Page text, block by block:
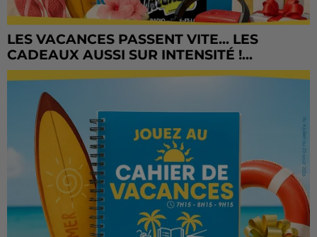
LES VACANCES PASSENT VITE... LES
CADEAUX AUSSI SUR INTENSITÉ !...